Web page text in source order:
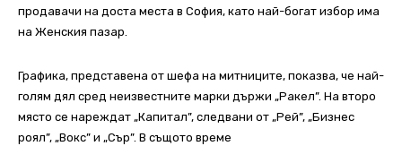
продавачи на доста места в София, като най-богат избор има
на Женския пазар.
Графика, представена от шефа на митниците, показва, че най-
голям дял сред неизвестните марки държи „Ракел”. На второ
място се нареждат „Капитал”, следвани от „Рей”, „Бизнес
роял”, „Вокс” и „Сър”. В същото време